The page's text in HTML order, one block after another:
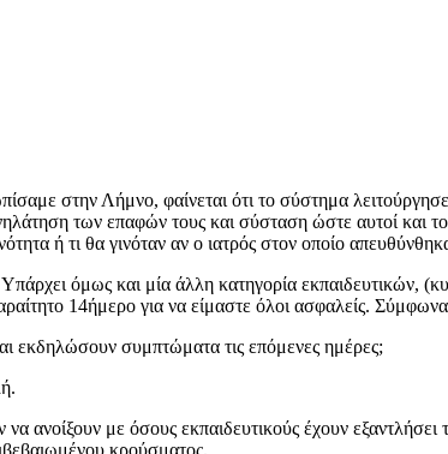
στην Λήμνο, φαίνεται ότι το σύστημα
των επαφών τους και σύσταση ώστε αυτοί και
ή τι θα γινόταν αν ο ιατρός στον οποίο
όμως και μία άλλη κατηγορία εκπαιδευτικών,
14ήμερο για να είμαστε όλοι ασφαλείς.
εκδηλώσουν συμπτώματα τις επόμενες ημέρες;
ανοίξουν με όσους εκπαιδευτικούς έχουν
κρούσματος.